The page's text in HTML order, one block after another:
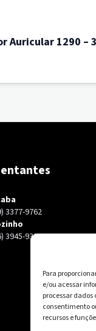
Para
e/ou acessar
processar
consentimento
recursos e
Auricular 1290 –
3377-9762
3945-9326